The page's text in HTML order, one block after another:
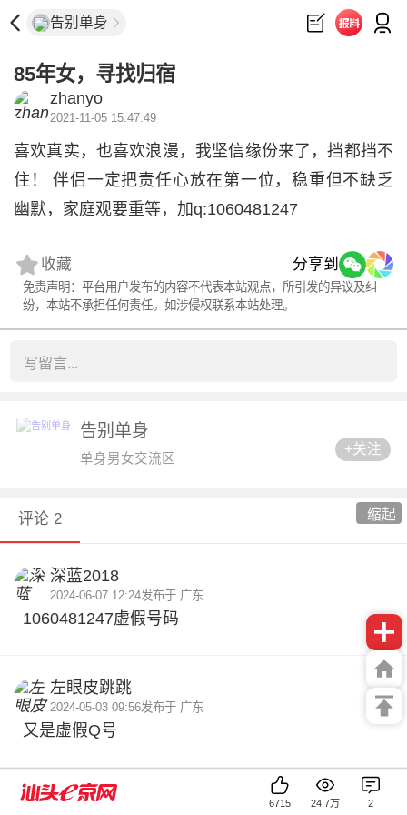
告别单身
85年女，寻找归宿
zhanyo
2021-11-05 15:47:49
喜欢真实，也喜欢浪漫，我坚信缘份来了，挡都挡不
住！ 伴侣一定把责任心放在第一位，稳重但不缺乏
幽默，家庭观要重等，加q:1060481247
收藏 分享到
免责声明：平台用户发布的内容不代表本站观点，所引发的异议及纠
纷，本站不承担任何责任。如涉侵权联系本站处理。
写留言...
告别单身
单身男女交流区
+关注
评论 2 缩起
深蓝2018
2024-06-07 12:24发布于 广东
1060481247虚假号码
左眼皮跳跳
2024-05-03 09:56发布于 广东
又是虚假Q号
大家都在看 6715 24.7万 2